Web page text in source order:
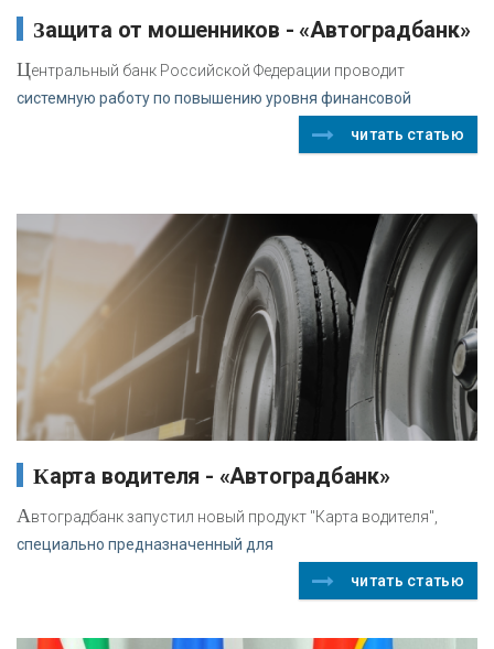
Защита от мошенников - «Автоградбанк»
Центральный банк Российской Федерации проводит
системную работу по повышению уровня финансовой
читать статью
Карта водителя - «Автоградбанк»
Автоградбанк запустил новый продукт "Карта водителя",
специально предназначенный для
читать статью